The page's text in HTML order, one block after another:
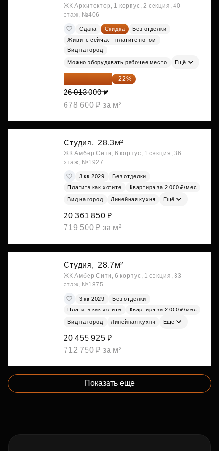
ЖК Архитектор, 1 корпус, 2 секция, 40
этаж, №406
Сдана Скидка
Без отделки
Живите сейчас - платите потом
Вид на город
Можно оборудовать рабочее место Ещё
20 290 140 ₽ -22%
26 013 000 ₽
678 600 ₽ за м²
Студия, 28.3м²
ЖК Амбер Сити, 6 корпус, 1 секция, 36
этаж, №1927
3 кв 2029
Без отделки
Платите как хотите
Квартира за 2 000 ₽/мес
Вид на город Линейная кухня Ещё
20 361 850 ₽
719 500 ₽ за м²
Студия, 28.7м²
ЖК Амбер Сити, 6 корпус, 1 секция, 33
этаж, №1875
3 кв 2029
Без отделки
Платите как хотите
Квартира за 2 000 ₽/мес
Вид на город Линейная кухня Ещё
20 455 925 ₽
712 750 ₽ за м²
Показать еще